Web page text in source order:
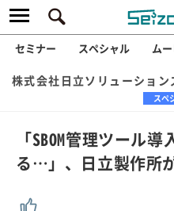
セミナー スペシャル ム
株式会社日立ソリューショ
スペ
「SBOM管理ツール
る…」、日立製作所